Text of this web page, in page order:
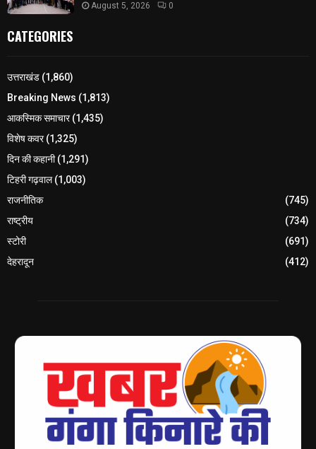
August 5, 2026 0
CATEGORIES
उत्तराखंड (1,860)
Breaking News (1,813)
आकस्मिक समाचार(1,435)
विशेष कवर(1,325)
दिन की कहानी(1,291)
टिहरी गढ़वाल(1,003)
राजनीतिक
(745)
राष्ट्रीय
(734)
स्टोरी
(691)
देहरादून
(412)